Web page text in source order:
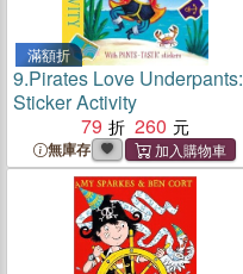
滿額折
9.Pirates Love Underpants:
Sticker Activity
79
260
無庫存